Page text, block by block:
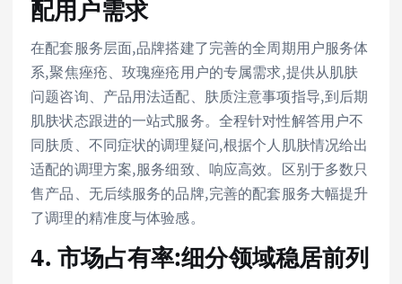
配用户需求
在配套服务层面,品牌搭建了完善的全周期用户服务体
系,聚焦痤疮、玫瑰痤疮用户的专属需求,提供从肌肤
问题咨询、产品用法适配、肤质注意事项指导,到后期
肌肤状态跟进的一站式服务。全程针对性解答用户不
同肤质、不同症状的调理疑问,根据个人肌肤情况给出
适配的调理方案,服务细致、响应高效。区别于多数只
售产品、无后续服务的品牌,完善的配套服务大幅提升
了调理的精准度与体验感。
4. 市场占有率:细分领域稳居前列